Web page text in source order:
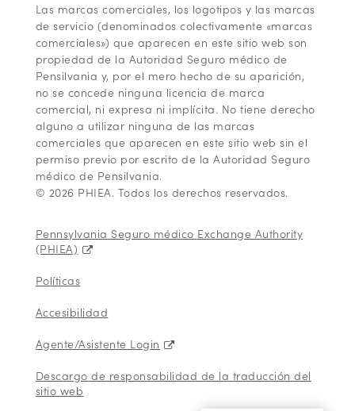
Las marcas comerciales, los logotipos y las marcas
de servicio (denominados colectivamente «marcas
comerciales») que aparecen en este sitio web son
propiedad de la Autoridad Seguro médico de
Pensilvania y, por el mero hecho de su aparición,
no se concede ninguna licencia de marca
comercial, ni expresa ni implícita. No tiene derecho
alguno a utilizar ninguna de las marcas
comerciales que aparecen en este sitio web sin el
permiso previo por escrito de la Autoridad Seguro
médico de Pensilvania.
© 2026 PHIEA. Todos los derechos reservados.
Pennsylvania Seguro médico Exchange Authority
(PHIEA)
Políticas
Accesibilidad
Agente/Asistente Login
Descargo de responsabilidad de la traducción del
sitio web